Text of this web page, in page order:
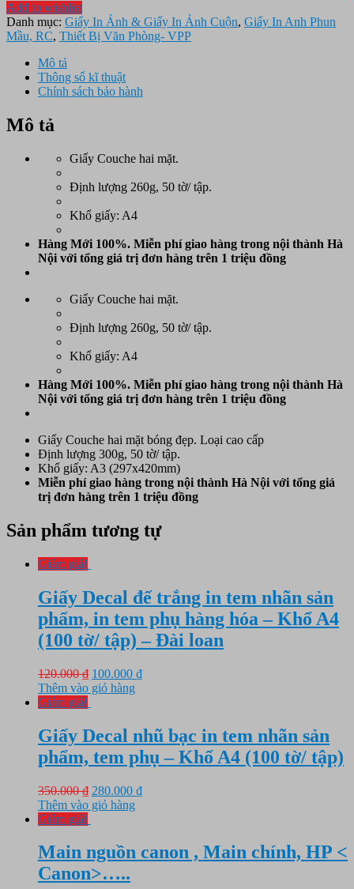
Add to wishlist
Danh mục: Giấy In Ảnh & Giấy In Ảnh Cuộn, Giấy In Anh Phun
Mầu, RC, Thiết Bị Văn Phòng- VPP
Mô tả
Thông số kĩ thuật
Chính sách bảo hành
Mô tả
Giấy Couche hai mặt.
Định lượng 260g, 50 tờ/ tập.
Khổ giấy: A4
Hàng Mới 100%. Miễn phí giao hàng trong nội thành Hà
Nội với tổng giá trị đơn hàng trên 1 triệu đồng
Giấy Couche hai mặt.
Định lượng 260g, 50 tờ/ tập.
Khổ giấy: A4
Hàng Mới 100%. Miễn phí giao hàng trong nội thành Hà
Nội với tổng giá trị đơn hàng trên 1 triệu đồng
Giấy Couche hai mặt bóng đẹp. Loại cao cấp
Định lượng 300g, 50 tờ/ tập.
Khổ giấy: A3 (297x420mm)
Miễn phí giao hàng trong nội thành Hà Nội với tổng giá
trị đơn hàng trên 1 triệu đồng
Sản phẩm tương tự
Giảm giá!
Giấy Decal đế trắng in tem nhãn sản
phẩm, in tem phụ hàng hóa – Khổ A4
(100 tờ/ tập) – Đài loan
120.000₫ Giá
gốc
100.000 ₫Giá
100.000 ₫.
Thêm vào giỏ hàng
Giảm giá!
Giấy Decal nhũ bạc in tem nhãn sản
phẩm, tem phụ – Khổ A4 (100 tờ/ tập)
350.000₫ Giá
gốc
280.000 ₫Giá
280.000 ₫.
Thêm vào giỏ hàng
Giảm giá!
Main nguồn canon , Main chính, HP <
Canon>…..